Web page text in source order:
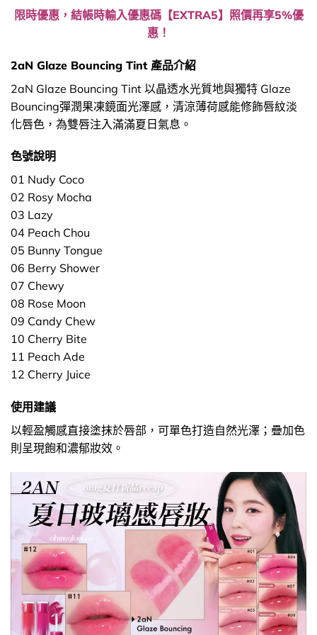
限時優惠，結帳時輸入優惠碼【EXTRA5】照價再享5%優
惠！
2aN Glaze Bouncing Tint 產品介紹
2aN Glaze Bouncing Tint 以晶透水光質地與獨特 Glaze
Bouncing彈潤果凍鏡面光澤感，清涼薄荷感能修飾唇紋淡
化唇色，為雙唇注入滿滿夏日氣息。
色號說明
01 Nudy Coco
02 Rosy Mocha
03 Lazy
04 Peach Chou
05 Bunny Tongue
06 Berry Shower
07 Chewy
08 Rose Moon
09 Candy Chew
10 Cherry Bite
11 Peach Ade
12 Cherry Juice
使用建議
以輕盈觸感直接塗抹於唇部，可單色打造自然光澤；疊加色
則呈現飽和濃郁妝效。